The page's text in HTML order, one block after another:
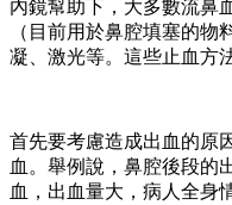
內鏡幫助下，大多數流鼻
（目前用於鼻腔填塞的
凝、激光等。這些止血方
首先要考慮造成出血的原
血。舉例說，鼻腔後段的
血，出血量大，病人全身